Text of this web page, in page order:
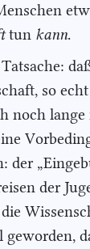
tun kann.
so
noch
der
der
geworden,